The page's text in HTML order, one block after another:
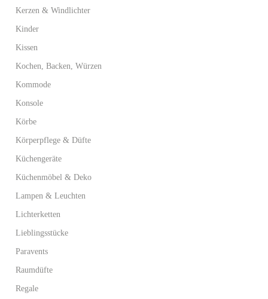
Kerzen & Windlichter
Kinder
Kissen
Kochen, Backen, Würzen
Kommode
Konsole
Körbe
Körperpflege & Düfte
Küchengeräte
Küchenmöbel & Deko
Lampen & Leuchten
Lichterketten
Lieblingsstücke
Paravents
Raumdüfte
Regale